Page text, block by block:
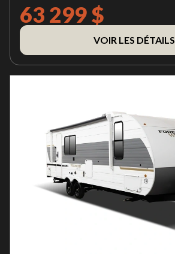
63 299 $
VOIR LES DÉTAILS